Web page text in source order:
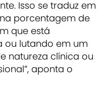
Isso se traduz em
porcentagem de
que está
ou lutando em um
natureza clínica ou
aponta o